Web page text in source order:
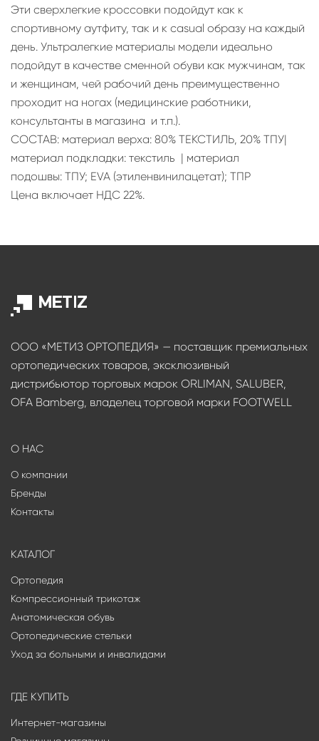
Эти сверхлегкие кроссовки подойдут как к
спортивному аутфиту, так и к casual образу на каждый
день. Ультралегкие материалы модели идеально
подойдут в качестве сменной обуви как мужчинам, так
и женщинам, чей рабочий день преимущественно
проходит на ногах (медицинские работники,
консультанты в магазина и т.п.).
СОСТАВ: материал верха: 80% ТЕКСТИЛЬ, 20% ТПУ|
материал подкладки: текстиль | материал
подошвы: ТПУ; EVA (этиленвинилацетат); ТПР
Цена включает НДС 22%.
ООО «МЕТИЗ ОРТОПЕДИЯ» — поставщик премиальных
ортопедических товаров, эксклюзивный
дистрибьютор торговых марок ORLIMAN, SALUBER,
OFA Bamberg, владелец торговой марки FOOTWELL
О НАС
О компании
Бренды
Контакты
КАТАЛОГ
Ортопедия
Компрессионный трикотаж
Анатомическая обувь
Ортопедические стельки
Уход за больными и инвалидами
ГДЕ КУПИТЬ
Интернет-магазины